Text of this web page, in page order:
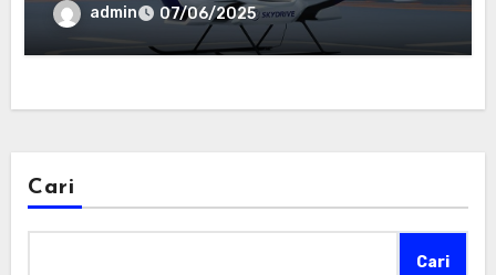
admin 07/06/2025
Cari
Cari